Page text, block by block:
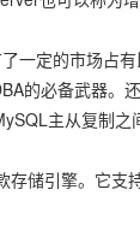
一定的市场占
的必备武器。
主从复制之
存储引擎。它支